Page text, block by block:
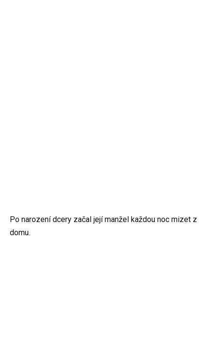
Po narození dcery začal její manžel každou noc mizet z
domu.